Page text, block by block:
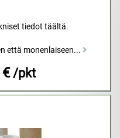
tiedot täältä.
että monenlaiseen...
/pkt